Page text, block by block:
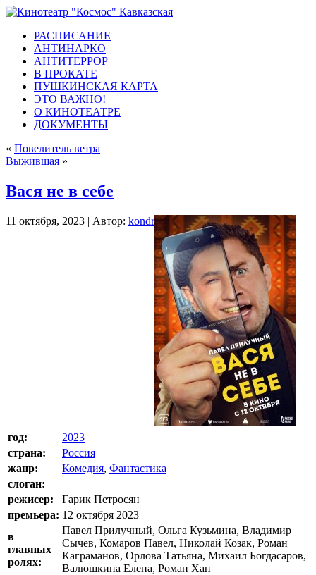
РАСПИСАНИЕ
АНТИНАРКО
АНТИТЕРРОР
В ПРОКАТЕ
ПУШКИНСКАЯ КАРТА
ЭТО ВАЖНО!
О КИНОТЕАТРЕ
ДОКУМЕНТЫ
« Повелитель ветра
Выжившая »
Вася не в себе
11 октября, 2023 | Автор: kondr
год:
2023
страна:
Россия
жанр:
Комедия, Фантастика
слоган:
режисер:
Гарик Петросян
премьера: 12 октября 2023
в
главных
ролях:
Павел Прилучный, Ольга Кузьмина, Владимир
Сычев, Комаров Павел, Николай Козак, Роман
Каграманов, Орлова Татьяна, Михаил Богдасаров,
Валюшкина Елена, Роман Хан